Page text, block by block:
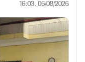
16:03, 06/08/2026